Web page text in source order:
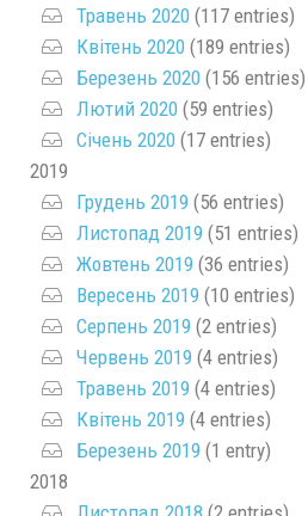
Травень 2020 (117 entries)
Квітень 2020 (189 entries)
Березень 2020 (156 entries)
Лютий 2020 (59 entries)
Січень 2020 (17 entries)
2019
Грудень 2019 (56 entries)
Листопад 2019 (51 entries)
Жовтень 2019 (36 entries)
Вересень 2019 (10 entries)
Серпень 2019 (2 entries)
Червень 2019 (4 entries)
Травень 2019 (4 entries)
Квітень 2019 (4 entries)
Березень 2019 (1 entry)
2018